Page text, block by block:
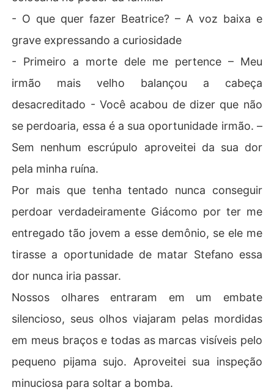
- O que quer fazer Beatrice? – A voz baixa e
grave expressando a curiosidade
- Primeiro a morte dele me pertence – Meu
irmão mais velho balançou a cabeça
desacreditado - Você acabou de dizer que não
se perdoaria, essa é a sua oportunidade irmão. –
Sem nenhum escrúpulo aproveitei da sua dor
pela minha ruína.
Por mais que tenha tentado nunca conseguir
perdoar verdadeiramente Giácomo por ter me
entregado tão jovem a esse demônio, se ele me
tirasse a oportunidade de matar Stefano essa
dor nunca iria passar.
Nossos olhares entraram em um embate
silencioso, seus olhos viajaram pelas mordidas
em meus braços e todas as marcas visíveis pelo
pequeno pijama sujo. Aproveitei sua inspeção
minuciosa para soltar a bomba.